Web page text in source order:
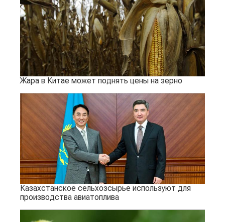
Жара в Китае может поднять цены на зерно
Казахстанское сельхозсырье используют для
производства авиатоплива